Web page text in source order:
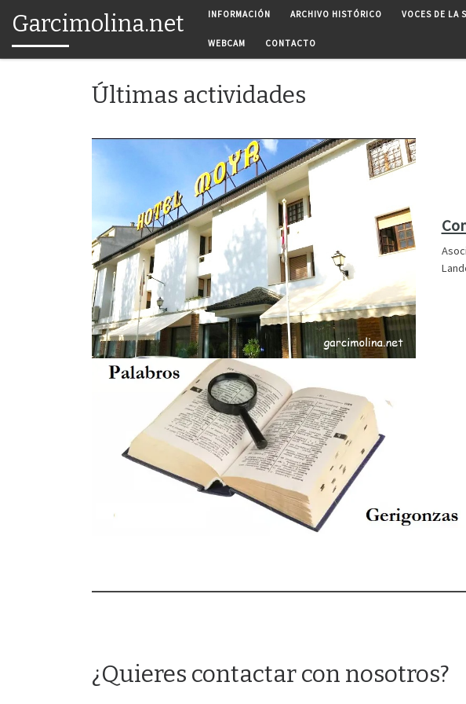
Saltar al contenido
Garcimolina.net INFORMACIÓN ARCHIVO HISTÓRICO VOCES DE LA
WEBCAM CONTACTO
Últimas actividades
¿Quieres contactar con nosotros?